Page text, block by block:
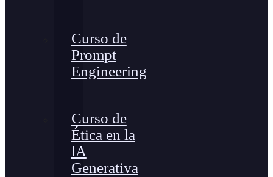
Curso de
Prompt
Engineering
Curso de
Ética en la
lA
Generativa